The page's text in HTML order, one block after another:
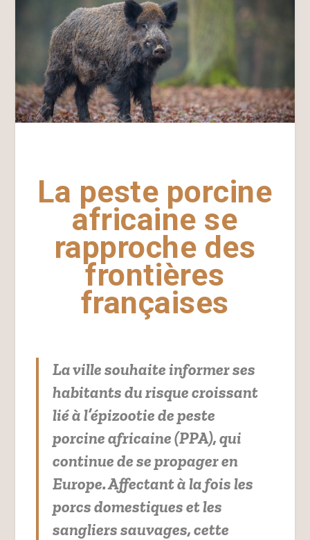
La peste porcine
africaine se
rapproche des
frontières
françaises
La ville souhaite informer ses
habitants du risque croissant
lié à l’épizootie de peste
porcine africaine (PPA), qui
continue de se propager en
Europe. Affectant à la fois les
porcs domestiques et les
sangliers sauvages, cette